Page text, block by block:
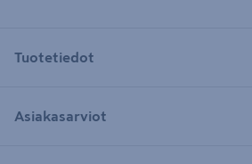
Tuotetiedot
Asiakasarviot